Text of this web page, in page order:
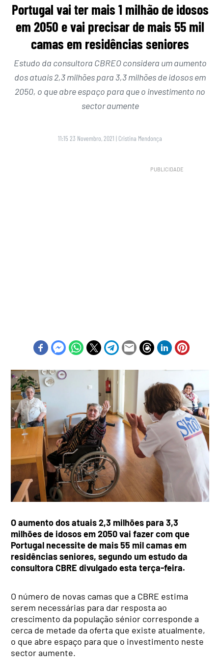
Portugal vai ter mais 1 milhão de idosos
em 2050 e vai precisar de mais 55 mil
camas em residências seniores
Estudo da consultora CBREO considera um aumento
dos atuais 2,3 milhões para 3,3 milhões de idosos em
2050, o que abre espaço para que o investimento no
sector aumente
11:15 23 Novembro, 2021 | Cristina Mendonça
O aumento dos atuais 2,3 milhões para 3,3
milhões de idosos em 2050 vai fazer com que
Portugal necessite de mais 55 mil camas em
residências seniores, segundo um estudo da
consultora CBRE divulgado esta terça-feira.
O número de novas camas que a CBRE estima
serem necessárias para dar resposta ao
crescimento da população sénior corresponde a
cerca de metade da oferta que existe atualmente,
o que abre espaço para que o investimento neste
sector aumente.